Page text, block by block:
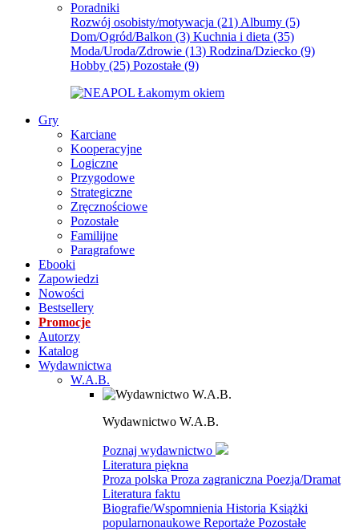
Poradniki
Rozwój osobisty/motywacja (21) Albumy (5)
Dom/Ogród/Balkon (3) Kuchnia i dieta (35)
Moda/Uroda/Zdrowie (13) Rodzina/Dziecko (9)
Hobby (25) Pozostałe (9)
Gry
Karciane
Kooperacyjne
Logiczne
Przygodowe
Strategiczne
Zręcznościowe
Pozostałe
Familijne
Paragrafowe
Ebooki
Zapowiedzi
Nowości
Bestsellery
Promocje
Autorzy
Katalog
Wydawnictwa
W.A.B.
Wydawnictwo W.A.B.
Poznaj wydawnictwo
Literatura piękna
Proza polska Proza zagraniczna Poezja/Dramat
Literatura faktu
Biografie/Wspomnienia Historia Książki
popularnonaukowe Reportaże Pozostałe